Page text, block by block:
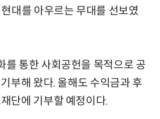
대를 아우르는 무대를 선보였
를 통한 사회공헌을 목적으로 공
부해 왔다. 올해도 수익금과 후
단에 기부할 예정이다.